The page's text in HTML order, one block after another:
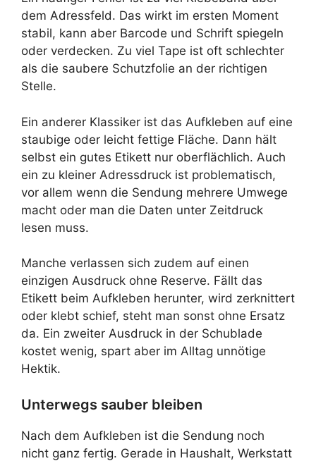
dem Adressfeld. Das wirkt im ersten Moment
stabil, kann aber Barcode und Schrift spiegeln
oder verdecken. Zu viel Tape ist oft schlechter
als die saubere Schutzfolie an der richtigen
Stelle.
Ein anderer Klassiker ist das Aufkleben auf eine
staubige oder leicht fettige Fläche. Dann hält
selbst ein gutes Etikett nur oberflächlich. Auch
ein zu kleiner Adressdruck ist problematisch,
vor allem wenn die Sendung mehrere Umwege
macht oder man die Daten unter Zeitdruck
lesen muss.
Manche verlassen sich zudem auf einen
einzigen Ausdruck ohne Reserve. Fällt das
Etikett beim Aufkleben herunter, wird zerknittert
oder klebt schief, steht man sonst ohne Ersatz
da. Ein zweiter Ausdruck in der Schublade
kostet wenig, spart aber im Alltag unnötige
Hektik.
Unterwegs sauber bleiben
Nach dem Aufkleben ist die Sendung noch
nicht ganz fertig. Gerade in Haushalt, Werkstatt